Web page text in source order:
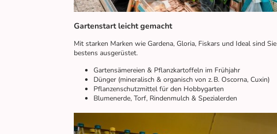
Gartenstart leicht gemacht
Mit starken Marken wie Gardena, Gloria, Fiskars und Ideal sind Sie
bestens ausgerüstet.
Gartensämereien & Pflanzkartoffeln im Frühjahr
Dünger (mineralisch & organisch von z. B. Oscorna, Cuxin)
Pflanzenschutzmittel für den Hobbygarten
Blumenerde, Torf, Rindenmulch & Spezialerden